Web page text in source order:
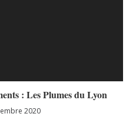
: Les Plumes du Lyon
2020